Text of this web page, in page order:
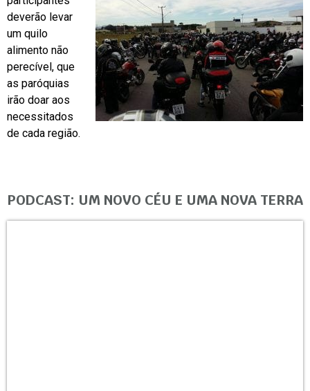
deverão levar
um quilo
alimento não
perecível, que
as paróquias
irão doar aos
necessitados
de cada região.
PODCAST: UM NOVO CÉU E UMA NOVA TERRA